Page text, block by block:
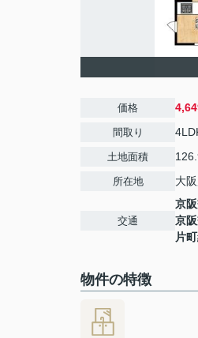
価格
間取り
土地面積
所在地 大
交通
京
京
片
物件の特徴